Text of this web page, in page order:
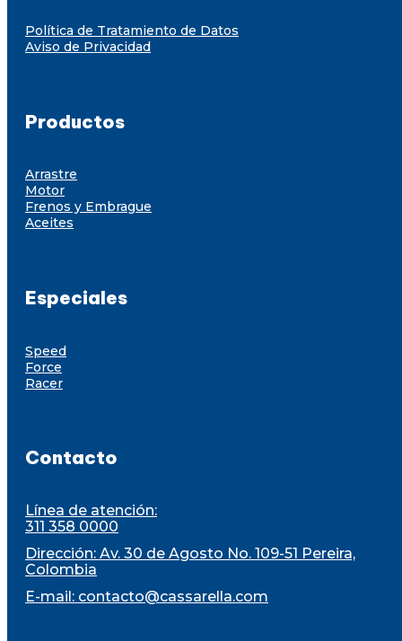
Política de Tratamiento de Datos
Aviso de Privacidad
Productos
Arrastre
Motor
Frenos y Embrague
Aceites
Especiales
Speed
Force
Racer
Contacto
Línea de atención:
311 358 0000
Dirección: Av. 30 de Agosto No. 109-51 Pereira,
Colombia
E-mail: contacto@cassarella.com